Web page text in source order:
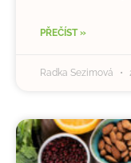
PŘEČÍST »
Radka Sezimová